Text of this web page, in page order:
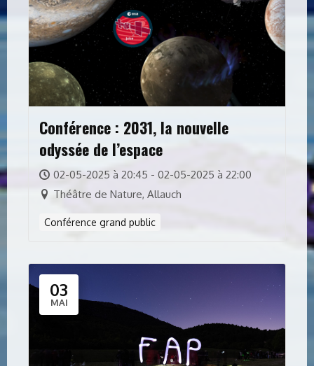
Conférence : 2031, la nouvelle
odyssée de l’espace
02-05-2025 à 20:45 - 02-05-2025 à 22:00
Théâtre de Nature, Allauch
Conférence grand public
03
MAI